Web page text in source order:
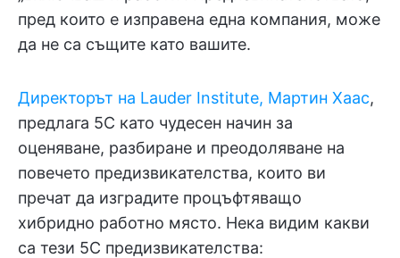
пред които е изправена една компания, може
да не са същите като вашите.
Директорът на Lauder Institute, Мартин Хаас,
предлага 5C като чудесен начин за
оценяване, разбиране и преодоляване на
повечето предизвикателства, които ви
пречат да изградите процъфтяващо
хибридно работно място. Нека видим какви
са тези 5C предизвикателства: